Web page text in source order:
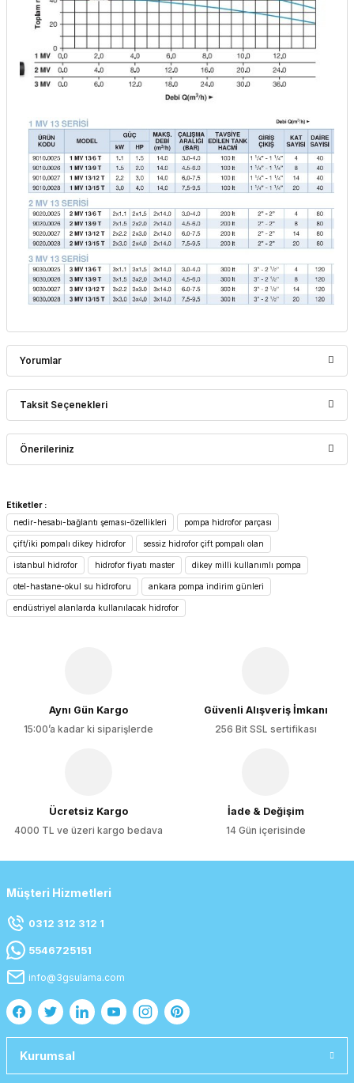
Yorumlar
Bu ürüne ilk yorumu siz yapın!
Taksit Seçenekleri
Önerileriniz
konularda yetersiz gördüğünüz noktaları öneri formunu
kullanarak tarafımıza iletebilirsiniz.
Görüş ve önerileriniz için teşekkür ederiz.
Ürün resmi kalitesiz, bozuk veya görüntülenemiyor.
Ürün açıklamasında eksik bilgiler bulunuyor.
Etiketler :
nedir-hesabı-bağlantı şeması-özellikleri
pompa hidrofor parçası
çift/iki pompalı dikey hidrofor sessiz hidrofor çift pompalı olan
istanbul hidrofor hidrofor fiyatı master dikey milli kullanımlı pompa
otel-hastane-okul su hidroforu ankara pompa indirim günleri
endüstriyel alanlarda kullanılacak hidrofor
Aynı Gün Kargo
15:00’a kadar ki siparişlerde
Güvenli Alışveriş İmkanı
256 Bit SSL sertifikası
Ücretsiz Kargo
4000 TL ve üzeri kargo bedava
İade & Değişim
14 Gün içerisinde
Müşteri Hizmetleri
0312 312 312 1
5546725151
info@3gsulama.com
Kurumsal